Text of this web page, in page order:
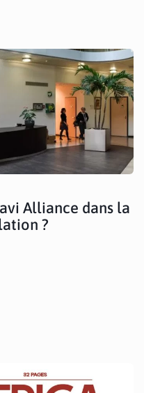
Alliance dans la
?